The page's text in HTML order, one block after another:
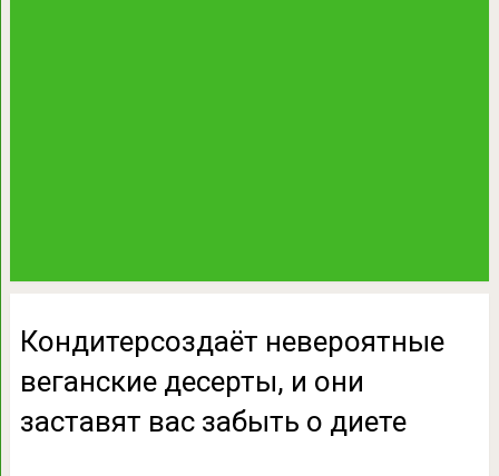
Кондитерсоздаёт невероятные
веганские десерты, и они
заставят вас забыть о диете